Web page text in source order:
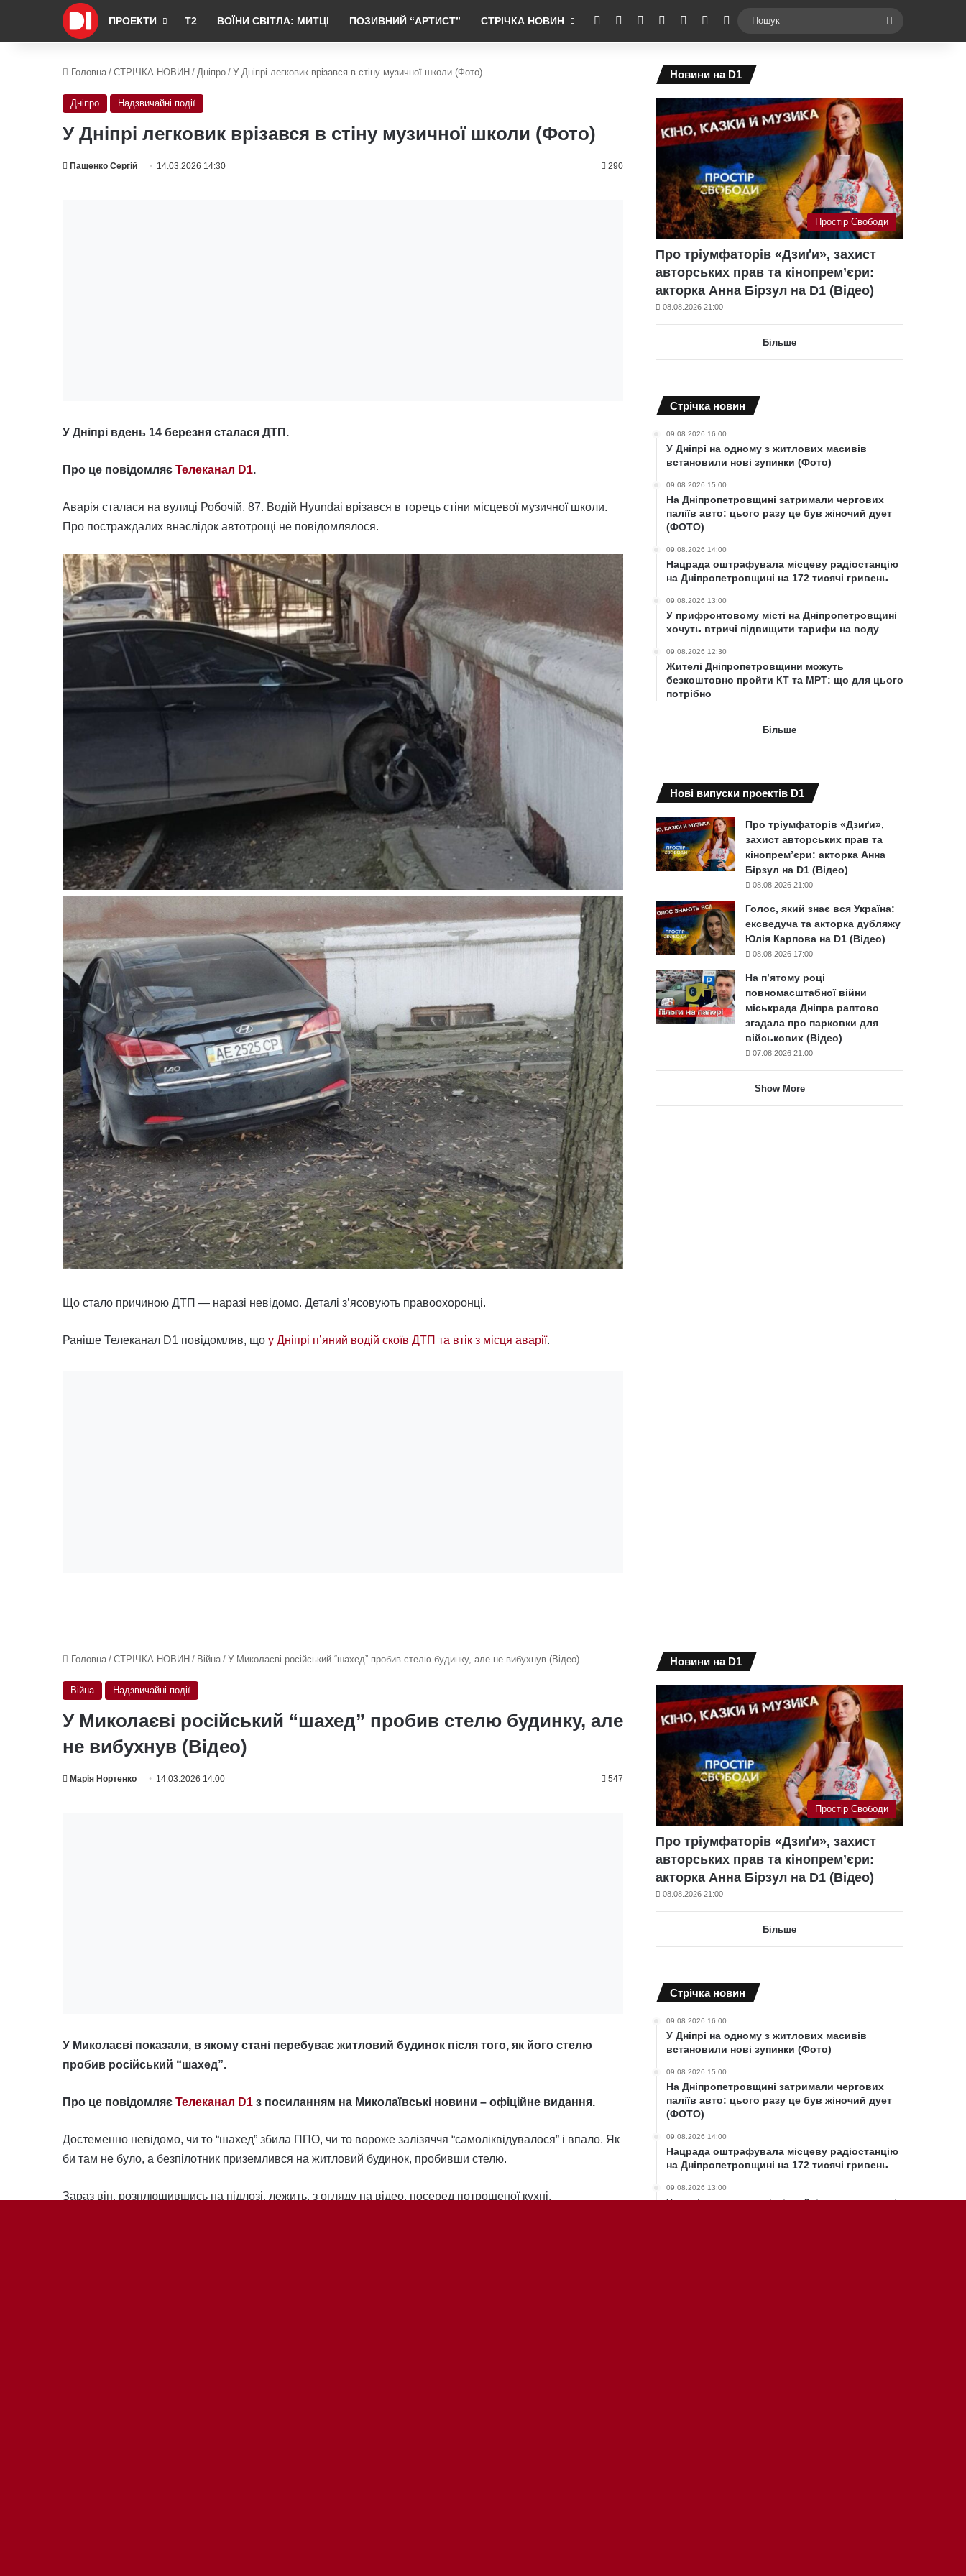
ПРОЕКТИ Т2 ВОЇНИ СВІТЛА: МИТЦІ ПОЗИВНИЙ “АРТИСТ” СТРІЧКА НОВИН RSS Facebook YouTubeInstagramTelegramSwitch skin
Головна / СТРІЧКА НОВИН / Дніпро / У Дніпрі легковик врізався в стіну музичної школи (Фото)
Дніпро Надзвичайні події
У Дніпрі легковик врізався в стіну музичної школи (Фото)
Пащенко Сергій 14.03.2026 14:30 290
У Дніпрі вдень 14 березня сталася ДТП.
Про це повідомляє Телеканал D1.
Аварія сталася на вулиці Робочій, 87. Водій Hyundai врізався в торець стіни місцевої музичної школи.
Про постраждалих внаслідок автотрощі не повідомлялося.
Що стало причиною ДТП — наразі невідомо. Деталі з’ясовують правоохоронці.
Раніше Телеканал D1 повідомляв, що у Дніпрі п’яний водій скоїв ДТП та втік з місця аварії.
Новини на D1
Простір Свободи
Про тріумфаторів «Дзиґи», захист
авторських прав та кінопрем’єри:
акторка Анна Бірзул на D1 (Відео)
08.08.2026 21:00
Більше
Cтрічка новин
09.08.2026 16:00
У Дніпрі на одному з житлових масивів
встановили нові зупинки (Фото)
09.08.2026 15:00
На Дніпропетровщині затримали чергових
паліїв авто: цього разу це був жіночий дует
(ФОТО)
09.08.2026 14:00
Нацрада оштрафувала місцеву радіостанцію
на Дніпропетровщині на 172 тисячі гривень
09.08.2026 13:00
У прифронтовому місті на Дніпропетровщині
хочуть втричі підвищити тарифи на воду
09.08.2026 12:30
Жителі Дніпропетровщини можуть
безкоштовно пройти КТ та МРТ: що для цього
потрібно
Більше
Нові випуски проектів D1
Про тріумфаторів «Дзиґи»,
захист авторських прав та
кінопрем’єри: акторка Анна
Бірзул на D1 (Відео)
08.08.2026 21:00
Голос, який знає вся Україна:
ексведуча та акторка дубляжу
Юлія Карпова на D1 (Відео)
08.08.2026 17:00
На п’ятому році
повномасштабної війни
міськрада Дніпра раптово
згадала про парковки для
військових (Відео)
07.08.2026 21:00
Show More